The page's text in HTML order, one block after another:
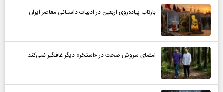
بازتاب پیاده‌روی اربعین در ادبیات داستانی معاصر ایران
امضای سروش صحت در «استخر» دیگر غافلگیر نمی‌کند